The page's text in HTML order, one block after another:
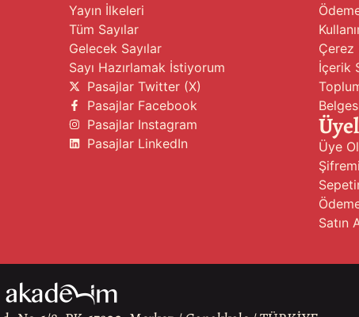
Yayın İlkeleri
Tüm Sayılar
Gelecek Sayılar
Sayı Hazırlamak İstiyorum
Pasajlar Twitter (X)
Pasajlar Facebook
Pasajlar Instagram
Pasajlar LinkedIn
Çerez
İçerik
Üye
Satın